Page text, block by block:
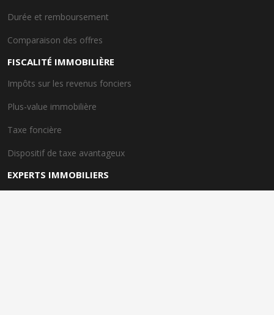
Durée et remboursement
Comparaison des offres
FISCALITÉ IMMOBILIÈRE
Impôts sur les revenus fonciers
Plus-value immobilière
Taxe foncière
Dispositif de taxe avantageux
EXPERTS IMMOBILIERS